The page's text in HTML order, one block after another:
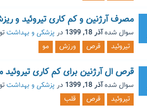
مصرف آرژنین و کم کاری تیروئید و
سوال شدهآذر 18, 1399 در پزشکی و بهداشت
تیروئید
قرص ورزش مو
قرص ال آرژنین برای کم کاری تیروئید
سوال شدهآذر 18, 1399 در پزشکی و بهداشت
تیروئید
قرص قلب